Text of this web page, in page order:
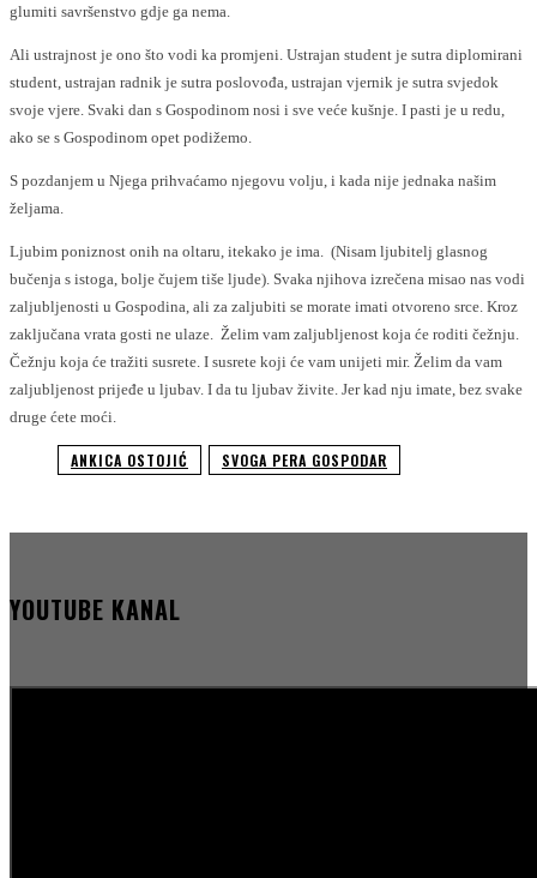
glumiti savršenstvo gdje ga nema.
Ali ustrajnost je ono što vodi ka promjeni. Ustrajan student je sutra diplomirani
student, ustrajan radnik je sutra poslovođa, ustrajan vjernik je sutra svjedok
svoje vjere. Svaki dan s Gospodinom nosi i sve veće kušnje. I pasti je u redu,
ako se s Gospodinom opet podižemo.
S pozdanjem u Njega prihvaćamo njegovu volju, i kada nije jednaka našim
željama.
Ljubim poniznost onih na oltaru, itekako je ima. (Nisam ljubitelj glasnog
bučenja s istoga, bolje čujem tiše ljude). Svaka njihova izrečena misao nas vodi
zaljubljenosti u Gospodina, ali za zaljubiti se morate imati otvoreno srce. Kroz
zaključana vrata gosti ne ulaze. Želim vam zaljubljenost koja će roditi čežnju.
Čežnju koja će tražiti susrete. I susrete koji će vam unijeti mir. Želim da vam
zaljubljenost prijeđe u ljubav. I da tu ljubav živite. Jer kad nju imate, bez svake
druge ćete moći.
ANKICA OSTOJIĆ SVOGA PERA GOSPODAR
YOUTUBE KANAL